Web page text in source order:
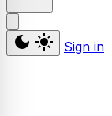
Sign in